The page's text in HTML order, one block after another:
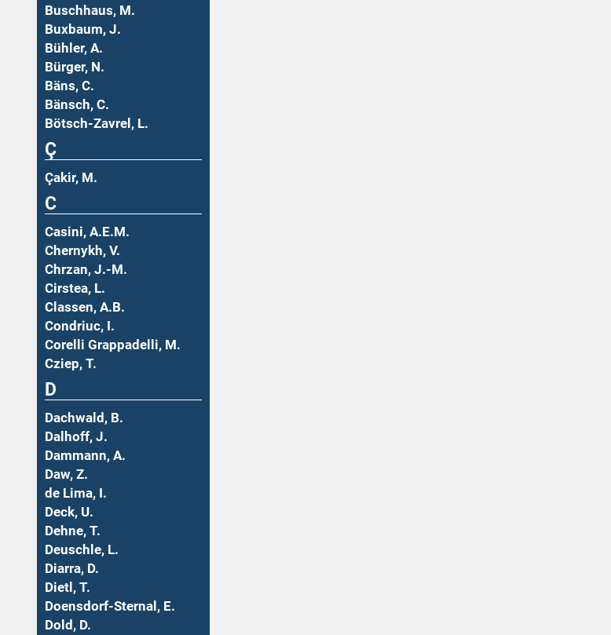
Buschhaus, M.
Buxbaum, J.
Bühler, A.
Bürger, N.
Bäns, C.
Bänsch, C.
Bötsch-Zavrel, L.
Ç
Çakir, M.
C
Casini, A.E.M.
Chernykh, V.
Chrzan, J.-M.
Cirstea, L.
Classen, A.B.
Condriuc, I.
Corelli Grappadelli, M.
Cziep, T.
D
Dachwald, B.
Dalhoff, J.
Dammann, A.
Daw, Z.
de Lima, I.
Deck, U.
Dehne, T.
Deuschle, L.
Diarra, D.
Dietl, T.
Doensdorf-Sternal, E.
Dold, D.